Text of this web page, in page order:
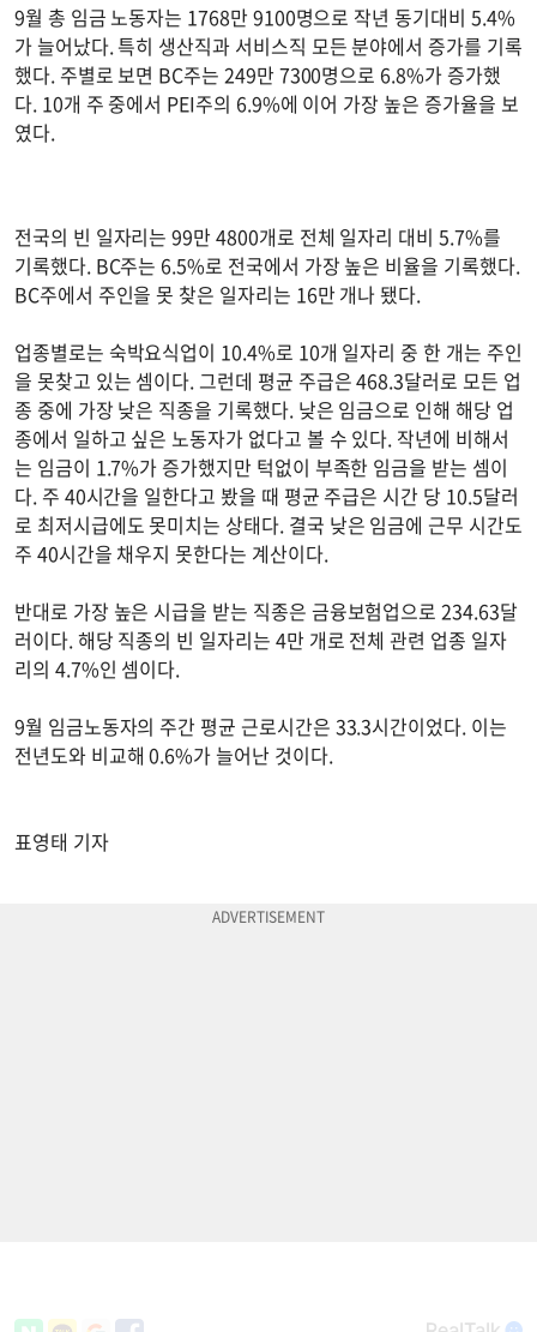
9월 총 임금 노동자는 1768만 9100명으로 작년 동기대비 5.4%
가 늘어났다. 특히 생산직과 서비스직 모든 분야에서 증가를 기록
했다. 주별로 보면 BC주는 249만 7300명으로 6.8%가 증가했
다. 10개 주 중에서 PEI주의 6.9%에 이어 가장 높은 증가율을 보
였다.
전국의 빈 일자리는 99만 4800개로 전체 일자리 대비 5.7%를
기록했다. BC주는 6.5%로 전국에서 가장 높은 비율을 기록했다.
BC주에서 주인을 못 찾은 일자리는 16만 개나 됐다.
업종별로는 숙박요식업이 10.4%로 10개 일자리 중 한 개는 주인
을 못찾고 있는 셈이다. 그런데 평균 주급은 468.3달러로 모든 업
종 중에 가장 낮은 직종을 기록했다. 낮은 임금으로 인해 해당 업
종에서 일하고 싶은 노동자가 없다고 볼 수 있다. 작년에 비해서
는 임금이 1.7%가 증가했지만 턱없이 부족한 임금을 받는 셈이
다. 주 40시간을 일한다고 봤을 때 평균 주급은 시간 당 10.5달러
로 최저시급에도 못미치는 상태다. 결국 낮은 임금에 근무 시간도
주 40시간을 채우지 못한다는 계산이다.
반대로 가장 높은 시급을 받는 직종은 금융보험업으로 234.63달
러이다. 해당 직종의 빈 일자리는 4만 개로 전체 관련 업종 일자
리의 4.7%인 셈이다.
9월 임금노동자의 주간 평균 근로시간은 33.3시간이었다. 이는
전년도와 비교해 0.6%가 늘어난 것이다.
표영태 기자